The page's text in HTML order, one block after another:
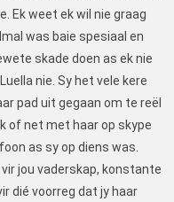
Ek weet ek wil nie graag
was baie spesiaal en
skade doen as ek nie
nie. Sy het vele kere
pad uit gegaan om te reël
of net met haar op skype
as sy op diens was.
jou vaderskap, konstante
dié voorreg dat jy haar